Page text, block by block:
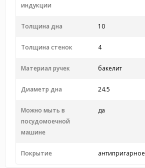
индукции
Толщина дна 10
Толщина стенок 4
Материал ручек бакелит
Диаметр дна 24.5
Можно мыть в
посудомоечной
машине
да
Покрытие антипригарное